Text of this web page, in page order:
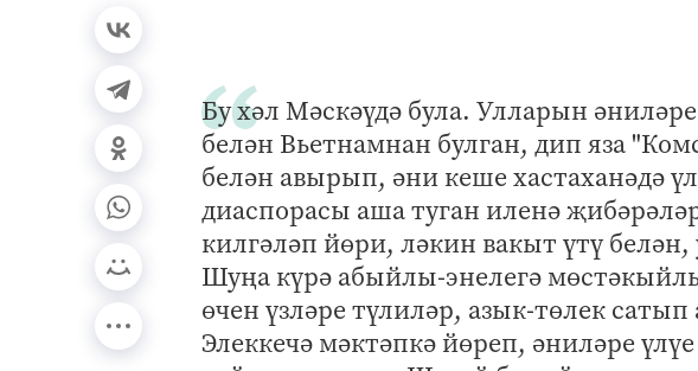
Бу хәл Мәскәүдә була. Улларын
белән Вьетнамнан булган, дип яза
белән авырып, әни кеше хастаханәдә
диаспорасы аша туган иленә
килгәләп йөри, ләкин вакыт үтү
Шуңа күрә абыйлы-энелегә
өчен үзләре түлиләр, азык-төлек
Элеккечә мәктәпкә йөреп, әниләре